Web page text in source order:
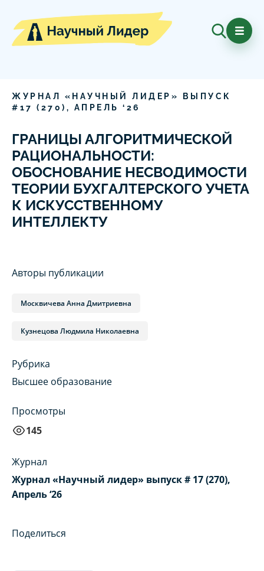
ЖУРНАЛ «НАУЧНЫЙ ЛИДЕР» ВЫПУСК
# 17 ( 270 ), АПРЕЛЬ ‘ 26
ГРАНИЦЫ АЛГОРИТМИЧЕСКОЙ
РАЦИОНАЛЬНОСТИ:
ОБОСНОВАНИЕ НЕСВОДИМОСТИ
ТЕОРИИ БУХГАЛТЕРСКОГО УЧЕТА
К ИСКУССТВЕННОМУ
ИНТЕЛЛЕКТУ
Авторы публикации
Москвичева Анна Дмитриевна
Кузнецова Людмила Николаевна
Рубрика
Высшее образование
Просмотры
145
Журнал
Журнал «Научный лидер» выпуск # 17 (270),
Апрель ‘26
Поделиться